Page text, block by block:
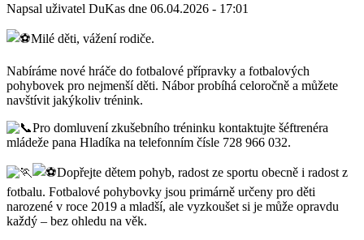
Napsal uživatel DuKas dne 06.04.2026 - 17:01
Milé děti, vážení rodiče.
Nabíráme nové hráče do fotbalové přípravky a fotbalových
pohybovek pro nejmenší děti. Nábor probíhá celoročně a můžete
navštívit jakýkoliv trénink.
Pro domluvení zkušebního tréninku kontaktujte šéftrenéra
mládeže pana Hladíka na telefonním čísle 728 966 032.
Dopřejte dětem pohyb, radost ze sportu obecně i radost z
fotbalu. Fotbalové pohybovky jsou primárně určeny pro děti
narozené v roce 2019 a mladší, ale vyzkoušet si je může opravdu
každý – bez ohledu na věk.